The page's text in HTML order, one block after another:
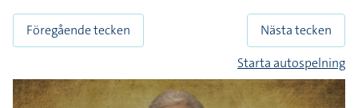
Föregående tecken
Nästa tecken
Starta autospelning